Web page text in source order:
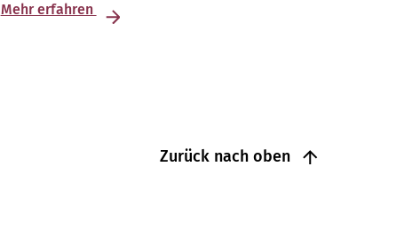
Mehr erfahren
Zurück nach oben